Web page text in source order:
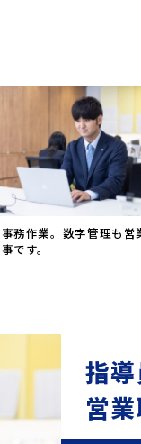
務作業。数字管理も営
です。
指
営